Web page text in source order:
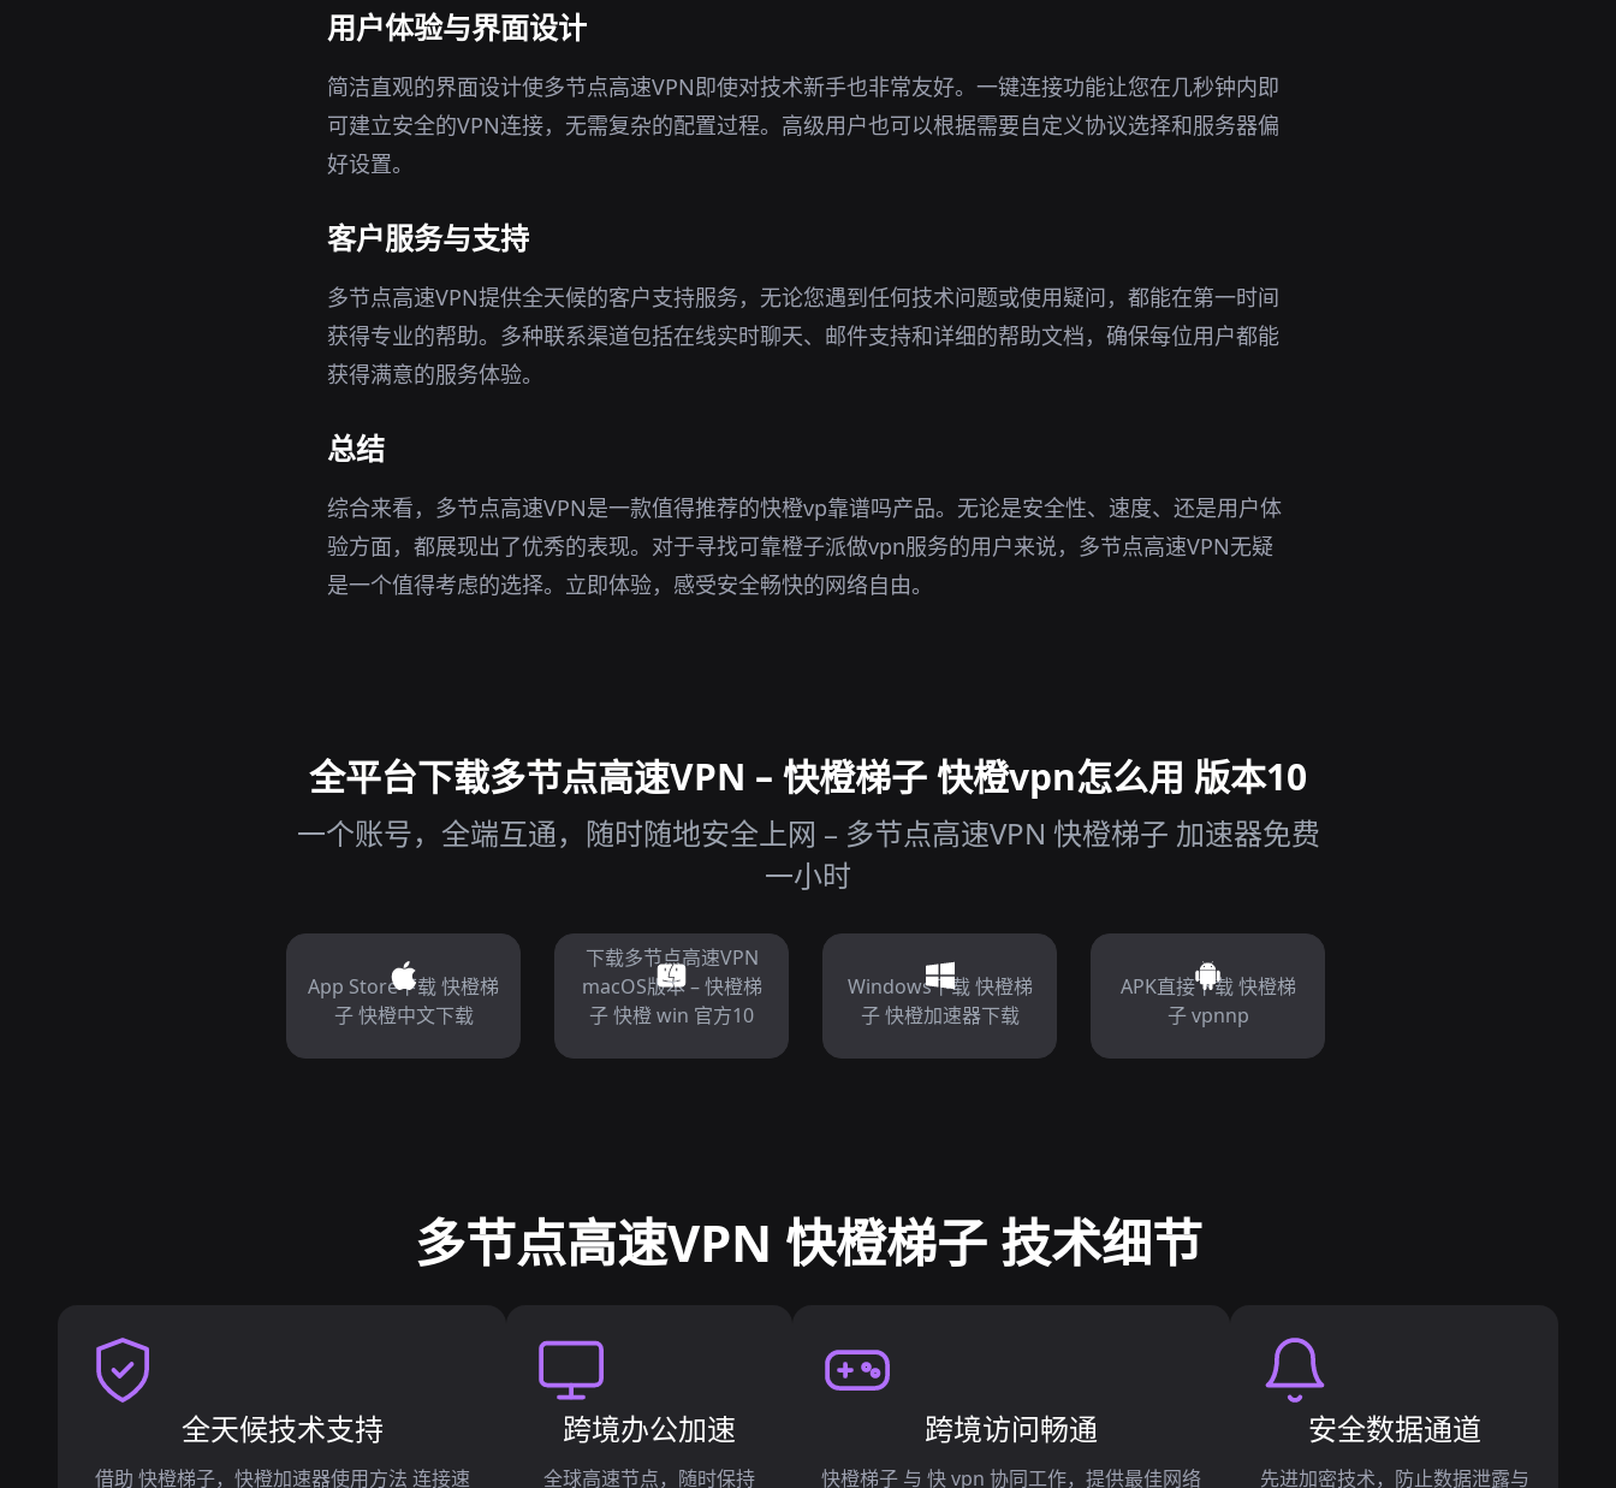
用户体验与界面设计
简洁直观的界面设计使多节点高速VPN即使对技术新手也非常友好。一键连接功能让您在几秒钟内即
可建立安全的VPN连接，无需复杂的配置过程。高级用户也可以根据需要自定义协议选择和服务器偏
好设置。
客户服务与支持
多节点高速VPN提供全天候的客户支持服务，无论您遇到任何技术问题或使用疑问，都能在第一时间
获得专业的帮助。多种联系渠道包括在线实时聊天、邮件支持和详细的帮助文档，确保每位用户都能
获得满意的服务体验。
总结
综合来看，多节点高速VPN是一款值得推荐的快橙vp靠谱吗产品。无论是安全性、速度、还是用户体
验方面，都展现出了优秀的表现。对于寻找可靠橙子派做vpn服务的用户来说，多节点高速VPN无疑
是一个值得考虑的选择。立即体验，感受安全畅快的网络自由。
全平台下载多节点高速VPN – 快橙梯子 快橙vpn怎么用 版本10
一个账号，全端互通，随时随地安全上网 – 多节点高速VPN 快橙梯子 加速器免费
一小时
App Store下载 快橙梯
子 快橙中文下载
下载多节点高速VPN
macOS版本 – 快橙梯
子 快橙 win 官方10
Windows下载 快橙梯
子 快橙加速器下载
APK直接下载 快橙梯
子 vpnnp
多节点高速VPN 快橙梯子 技术细节
全天候技术支持
借助 快橙梯子，快橙加速器使用方法 连接速
跨境办公加速
全球高速节点，随时保持
跨境访问畅通
快橙梯子 与 快 vpn 协同工作，提供最佳网络
安全数据通道
先进加密技术，防止数据泄露与